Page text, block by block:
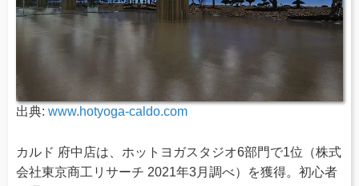
出典: www.hotyoga-caldo.com
カルド 府中店は、ホットヨガスタジオ6部門で1位（株式
会社東京商工リサーチ 2021年3月調べ）を獲得。初心者